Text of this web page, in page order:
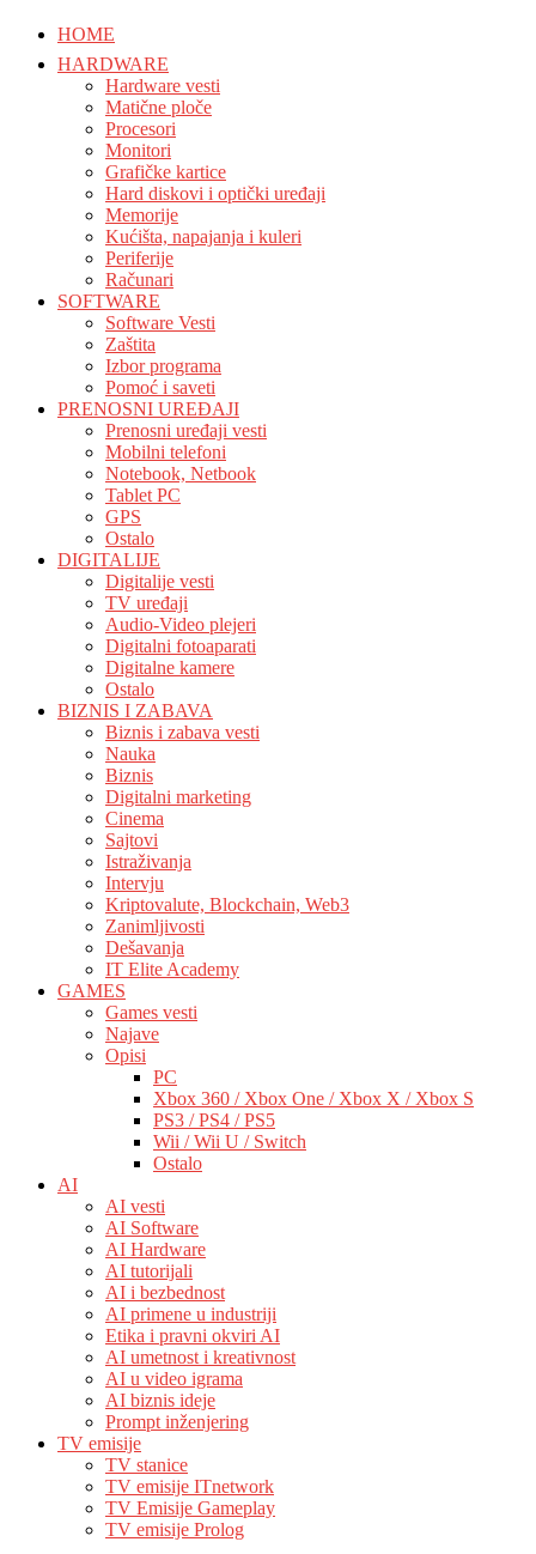
HOME
HARDWARE
Hardware vesti
Matične ploče
Procesori
Monitori
Grafičke kartice
Hard diskovi i optički uređaji
Memorije
Kućišta, napajanja i kuleri
Periferije
Računari
SOFTWARE
Software Vesti
Zaštita
Izbor programa
Pomoć i saveti
PRENOSNI UREĐAJI
Prenosni uređaji vesti
Mobilni telefoni
Notebook, Netbook
Tablet PC
GPS
Ostalo
DIGITALIJE
Digitalije vesti
TV uređaji
Audio-Video plejeri
Digitalni fotoaparati
Digitalne kamere
Ostalo
BIZNIS I ZABAVA
Biznis i zabava vesti
Nauka
Biznis
Digitalni marketing
Cinema
Sajtovi
Istraživanja
Intervju
Kriptovalute, Blockchain, Web3
Zanimljivosti
Dešavanja
IT Elite Academy
GAMES
Games vesti
Najave
Opisi
PC
Xbox 360 / Xbox One / Xbox X / Xbox S
PS3 / PS4 / PS5
Wii / Wii U / Switch
Ostalo
AI
AI vesti
AI Software
AI Hardware
AI tutorijali
AI i bezbednost
AI primene u industriji
Etika i pravni okviri AI
AI umetnost i kreativnost
AI u video igrama
AI biznis ideje
Prompt inženjering
TV emisije
TV stanice
TV emisije ITnetwork
TV Emisije Gameplay
TV emisije Prolog